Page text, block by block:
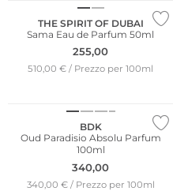
THE SPIRIT OF DUBAI
Sama Eau de Parfum 50ml
255,00
510,00 € / Prezzo per 100ml
BDK
Oud Paradisio Absolu Parfum
100ml
340,00
340,00 € / Prezzo per 100ml